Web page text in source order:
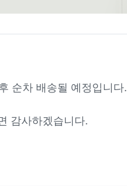
순차 배송될 예정입니다.
감사하겠습니다.